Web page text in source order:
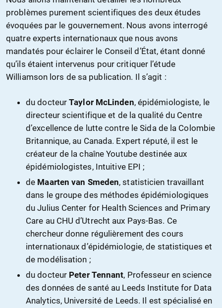
problèmes purement scientifiques des deux études
évoquées par le gouvernement. Nous avons interrogé
quatre experts internationaux que nous avons
mandatés pour éclairer le Conseil d’État, étant donné
qu’ils étaient intervenus pour critiquer l’étude
Williamson lors de sa publication. Il s’agit :
du docteurTaylor McLinden, épidémiologiste, le
directeur scientifique et de la qualité du Centre
d’excellence de lutte contre le Sida de la Colombie
Britannique, au Canada. Expert réputé, il est le
créateur de la chaîne Youtube destinée aux
épidémiologistes, Intuitive EPI ;
de Maarten van Smeden, statisticien travaillant
dans le groupe des méthodes épidémiologiques
du Julius Center for Health Sciences and Primary
Care au CHU d’Utrecht aux Pays-Bas. Ce
chercheur donne régulièrement des cours
internationaux d’épidémiologie, de statistiques et
de modélisation ;
du docteur Peter Tennant, Professeur en science
des données de santé au Leeds Institute for Data
Analytics, Université de Leeds. Il est spécialisé en